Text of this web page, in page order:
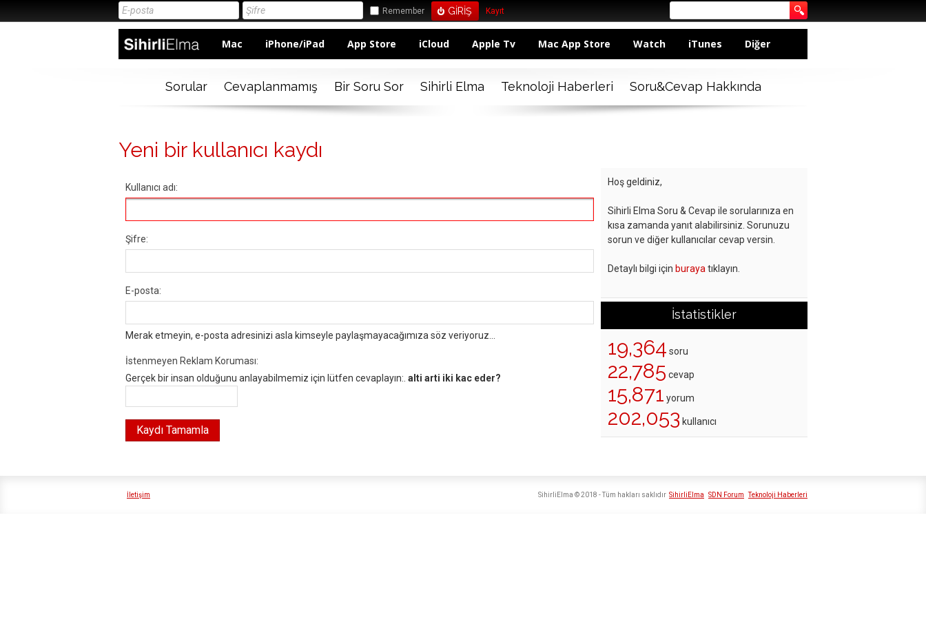
Remember Kayıt
Mac iPhone/iPad App Store iCloud Apple Tv Mac App Store Watch iTunes Diğer
Sorular Cevaplanmamış Bir Soru Sor Sihirli Elma Teknoloji Haberleri Soru&Cevap Hakkında
Yeni bir kullanıcı kaydı
Kullanıcı adı:
Şifre:
E-posta:
Merak etmeyin, e-posta adresinizi asla kimseyle paylaşmayacağımıza söz veriyoruz...
İstenmeyen Reklam Koruması:
Gerçek bir insan olduğunu anlayabilmemiz için lütfen cevaplayın:. alti arti iki kac eder?
Hoş geldiniz,
Sihirli Elma Soru & Cevap ile sorularınıza en
kısa zamanda yanıt alabilirsiniz. Sorunuzu
sorun ve diğer kullanıcılar cevap versin.
Detaylı bilgi için buraya tıklayın.
İstatistikler
19,364 soru
22,785 cevap
15,871 yorum
202,053 kullanıcı
İletişim SihirliElma SDN Forum Teknoloji Haberleri
SihirliElma © 2018 - Tüm hakları saklıdır